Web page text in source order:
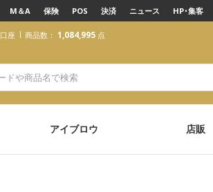
M＆A 保険 POS 決済 ニュース HP･集客
口座 商品数： 1,084,995 点
アイブロウ 店販